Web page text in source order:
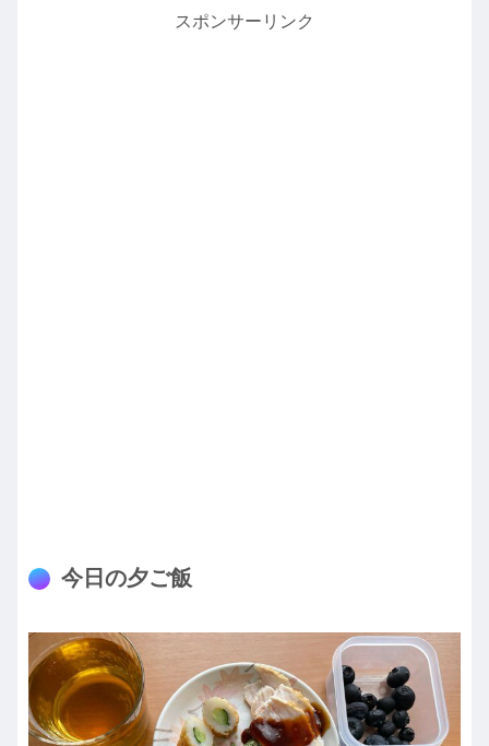
スポンサーリンク
今日の夕ご飯